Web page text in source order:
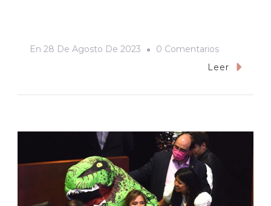
En 28 De Agosto De 2023 0 ComentariosEn
Porque
Leer